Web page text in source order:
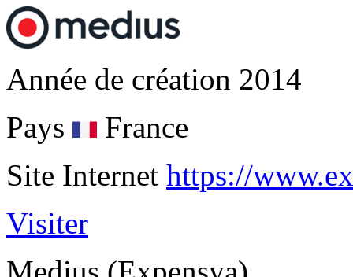
Année de création 2014
Pays
France
Site Internet https://
Visiter